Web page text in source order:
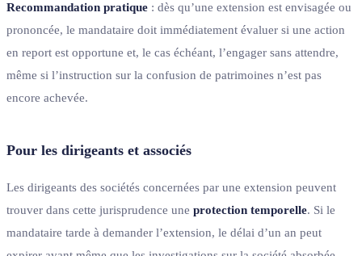
Recommandation pratique : dès qu’une extension est envisagée ou
prononcée, le mandataire doit immédiatement évaluer si une action
en report est opportune et, le cas échéant, l’engager sans attendre,
même si l’instruction sur la confusion de patrimoines n’est pas
encore achevée.
Pour les dirigeants et associés
Les dirigeants des sociétés concernées par une extension peuvent
trouver dans cette jurisprudence une protection temporelle. Si le
mandataire tarde à demander l’extension, le délai d’un an peut